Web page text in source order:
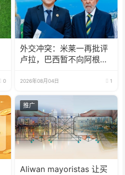
0
外交冲突：米莱一再批评
卢拉，巴西暂不向阿根廷
2026年08月04日 1
推广
Aliwan mayoristas 让买